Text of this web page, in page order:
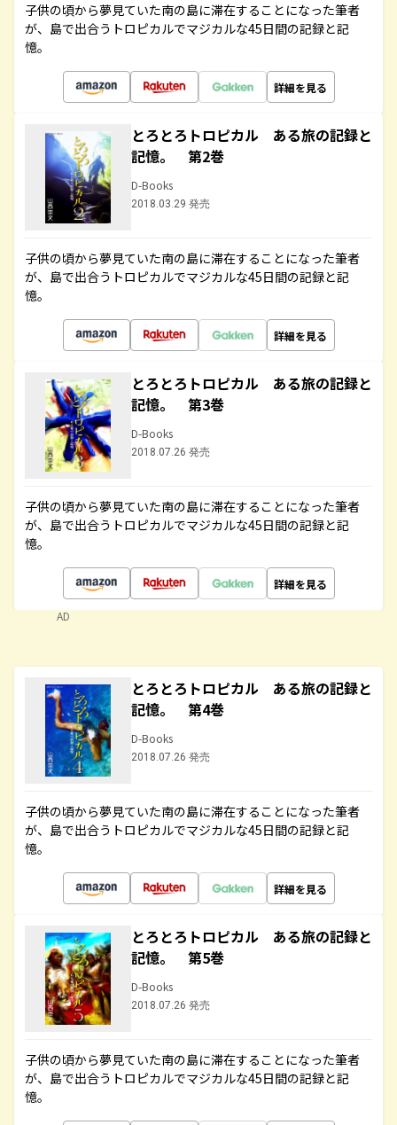
子供の頃から夢見ていた南の島に滞在することになった筆者
が、島で出合うトロピカルでマジカルな45日間の記録と記
憶。
詳細を見る
とろとろトロピカル ある旅の記録と
記憶。 第2巻
D-Books
2018.03.29 発売
子供の頃から夢見ていた南の島に滞在することになった筆者
が、島で出合うトロピカルでマジカルな45日間の記録と記
憶。
詳細を見る
とろとろトロピカル ある旅の記録と
記憶。 第3巻
D-Books
2018.07.26 発売
子供の頃から夢見ていた南の島に滞在することになった筆者
が、島で出合うトロピカルでマジカルな45日間の記録と記
憶。
詳細を見る
AD
とろとろトロピカル ある旅の記録と
記憶。 第4巻
D-Books
2018.07.26 発売
子供の頃から夢見ていた南の島に滞在することになった筆者
が、島で出合うトロピカルでマジカルな45日間の記録と記
憶。
詳細を見る
とろとろトロピカル ある旅の記録と
記憶。 第5巻
D-Books
2018.07.26 発売
子供の頃から夢見ていた南の島に滞在することになった筆者
が、島で出合うトロピカルでマジカルな45日間の記録と記
憶。